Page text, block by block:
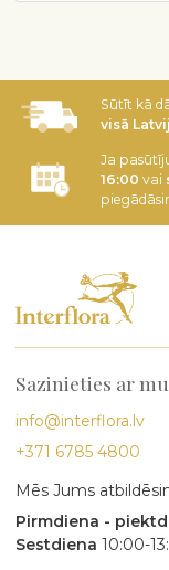
Sūtīt kā
visā
Ja
16:00 vai
Sazinieties ar
info@interflora.lv
+371 6785 4800
Mēs Jums
Pirmdiena -
Sestdiena 10:00-